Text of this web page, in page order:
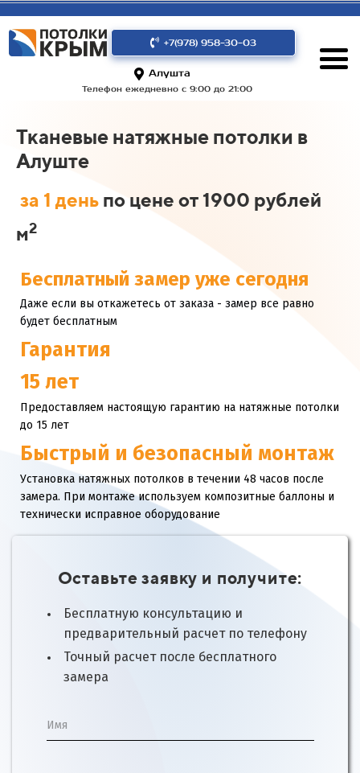
+7(978) 958-30-03
Алушта
Телефон ежедневно с 9:00 до 21:00
Тканевые натяжные потолки в
Алуште
за 1 день по цене от 1900 рублей
м2
Бесплатный замер уже сегодня
Даже если вы откажетесь от заказа - замер все равно
будет бесплатным
Гарантия
15 лет
Предоставляем настоящую гарантию на натяжные потолки
до 15 лет
Быстрый и безопасный монтаж
Установка натяжных потолков в течении 48 часов после
замера. При монтаже используем композитные баллоны и
технически исправное оборудование
Оставьте заявку и получите:
Бесплатную консультацию и
предварительный расчет по телефону
Точный расчет после бесплатного
замера
Имя